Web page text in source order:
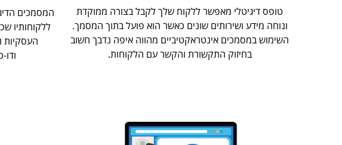
טופס דיגיטלי מאפשר ללקוח שלך לקבל בצורה ממוקדת
ונוחה מידע ושירותים שונים כאשר הוא פועל בתוך המסמך.
השימוש במסמכים אינטראקטיביים מהווה איפה נדבך חשוב
בחיזוק התקשורת והקשר עם הלקוחות.
ללקוחותיו
העסקיות